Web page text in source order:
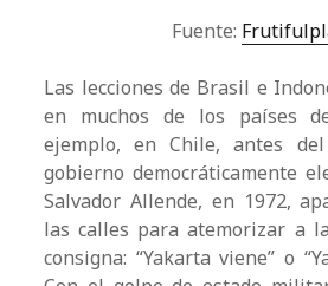
Fuente:
Las lecciones de Brasil e
en muchos de los países
ejemplo, en Chile, antes
gobierno democráticamente
Salvador Allende, en 1972,
las calles para atemorizar a
consigna: “Yakarta viene” o